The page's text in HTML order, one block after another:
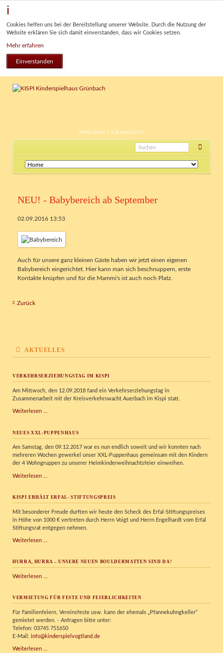
Cookies helfen uns bei der Bereitstellung unserer Website. Durch die Nutzung der
Website erklären Sie sich damit einverstanden, dass wir Cookies setzen.
Mehr erfahren
Einverstanden
NAVIGATION
IMPRESSUM DATENSCHUTZ
Navigation
überspringen
NEU! - Babybereich ab September
02.09.2016 13:53
Auch für unsere ganz kleinen Gäste haben wir jetzt einen eigenen
Babybereich eingerichtet. Hier kann man sich beschnuppern, erste
Kontakte knüpfen und für die Mammi's ist auch noch Platz.
Zurück
AKTUELLES
VERKEHRSERZIEHUNGSTAG IM KISPI
Am Mittwoch, den 12.09.2018 fand ein Verkehrserziehungstag in
Zusammenarbeit mit der Kreisverkehrswacht Auerbach im Kispi statt.
Weiterlesen …
NEUES XXL-PUPPENHAUS
Am Samstag, den 09.12.2017 war es nun endlich soweit und wir konnten nach
mehreren Wochen gewerkel unser XXL-Puppenhaus gemeinsam mit den Kindern
der 4 Wohngruppen zu unserer Heimkinderweihnachtsfeier einweihen.
Weiterlesen …
KISPI ERHÄLT ERFAL- STIFTUNGSPREIS
Mit besonderer Freude durften wir heute den Scheck des Erfal-Stiftungspreises
in Höhe von 1000 € vertreten durch Herrn Voigt und Herrn Engelhardt vom Erfal
Stiftungsrat entgegen nehmen.
Weiterlesen …
Stiftungspreis
HURRA, HURRA – UNSERE NEUEN BOULDERMATTEN SIND DA!
Weiterlesen …
unsere
Bouldermatten
sind
da!
VERMIETUNG FÜR FESTE UND FEIERLICHKEITEN
Für Familienfeiern, Vereinsfeste usw. kann der ehemals „Pfannekuhngkeller“
gemietet werden. - Anfragen bitte unter:
Telefon: 03745 751650
E-Mail: info@kinderspielvogtland.de
Weiterlesen …